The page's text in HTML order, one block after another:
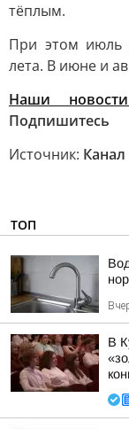
тёплым.
При этом июль
лета. В июне и
Наши
Подпишитесь
Источник:
ТОП
В